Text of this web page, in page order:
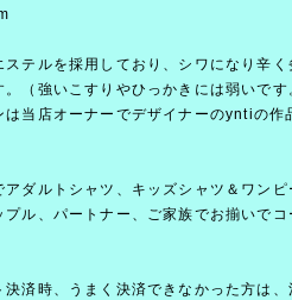
ステルを採用しており、シワになり辛く
（強いこすりやひっかきには弱いです
は当店オーナーでデザイナーのyntiの作
アダルトシャツ、キッズシャツ＆ワン
プル、パートナー、ご家族でお揃いで
済時、うまく決済できなかった方は、